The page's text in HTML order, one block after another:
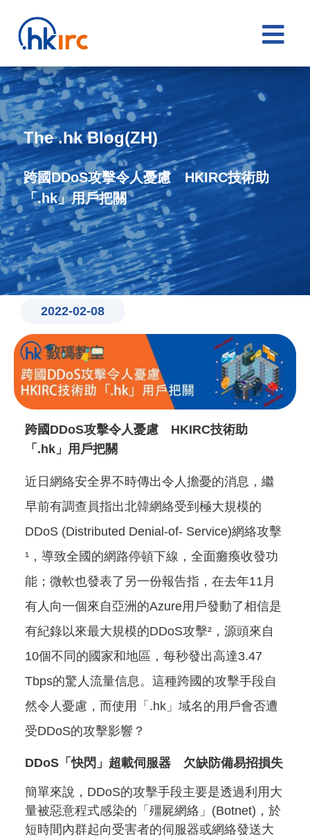

The .hk Blog(ZH)
跨國DDoS攻擊令人憂慮 HKIRC技術助
「.hk」用戶把關
2022-02-08
跨國DDoS攻擊令人憂慮 HKIRC技術助
「.hk」用戶把關
近日網絡安全界不時傳出令人擔憂的消息，繼
早前有調查員指出北韓網絡受到極大規模的
DDoS (Distributed Denial-of- Service)網絡攻擊
¹，導致全國的網路停頓下線，全面癱瘓收發功
能；微軟也發表了另一份報告指，在去年11月
有人向一個來自亞洲的Azure用戶發動了相信是
有紀錄以來最大規模的DDoS攻擊²，源頭來自
10個不同的國家和地區，每秒發出高達3.47
Tbps的驚人流量信息。這種跨國的攻擊手段自
然令人憂慮，而使用「.hk」域名的用戶會否遭
受DDoS的攻擊影響？
DDoS「快閃」超載伺服器 欠缺防備易招損失
簡單來說，DDoS的攻擊手段主要是透過利用大
量被惡意程式感染的「殭屍網絡」(Botnet)，於
短時間內群起向受害者的伺服器或網絡發送大